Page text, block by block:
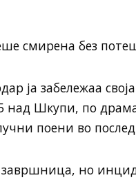
смирена без
ја забележаа
над Шкупи, по
поени во
но